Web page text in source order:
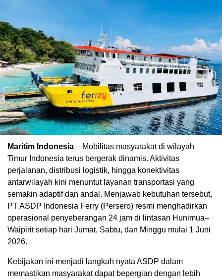
Maritim Indonesia – Mobilitas masyarakat di wilayah
Timur Indonesia terus bergerak dinamis. Aktivitas
perjalanan, distribusi logistik, hingga konektivitas
antarwilayah kini menuntut layanan transportasi yang
semakin adaptif dan andal. Menjawab kebutuhan tersebut,
PT ASDP Indonesia Ferry (Persero) resmi menghadirkan
operasional penyeberangan 24 jam di lintasan Hunimua–
Waipirit setiap hari Jumat, Sabtu, dan Minggu mulai 1 Juni
2026.
Kebijakan ini menjadi langkah nyata ASDP dalam
memastikan masyarakat dapat bepergian dengan lebih